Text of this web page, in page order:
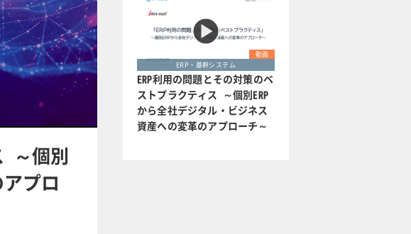
l
b
a
c
R
t
～個別
プロ
動画
ERP・基幹システム
ERP利用の問題とその対策のベ
ストプラクティス ～個別ERP
から全社デジタル・ビジネス
資産への変革のアプローチ～